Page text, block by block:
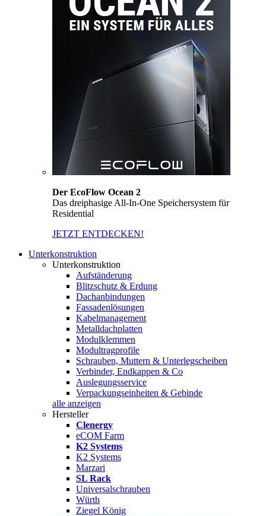
Der EcoFlow Ocean 2
Das dreiphasige All-In-One Speichersystem für
Residential
JETZT ENTDECKEN!
Unterkonstruktion
Unterkonstruktion
Aufständerung
Blitzschutz & Erdung
Dachanbindungen
Fassadenlösungen
Kabelmanagement
Metalldachplatten
Modulklemmen
Modultragprofile
Schrauben, Muttern & Unterlegscheiben
Verbinder, Endkappen & Co
Auslegungsservice
Verpackungseinheiten & Gebinde
alle anzeigen
Hersteller
Clenergy
eCOM Farm
K2 Systems
K2 Systems
Marzari
SL Rack
Universalschrauben
Würth
Ziegel König